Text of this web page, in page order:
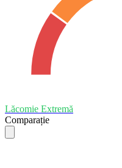
Lăcomie Extremă
Comparație